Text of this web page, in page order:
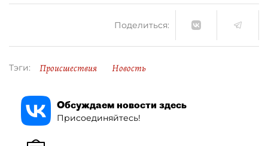
Поделиться:
Тэги: Происшествия Новость
Обсуждаем новости здесь
Присоединяйтесь!